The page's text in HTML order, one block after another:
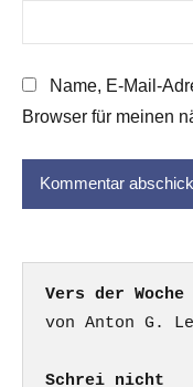
Name, E-Mail-
Browser für meinen
Vers der Woche
Schrei nicht